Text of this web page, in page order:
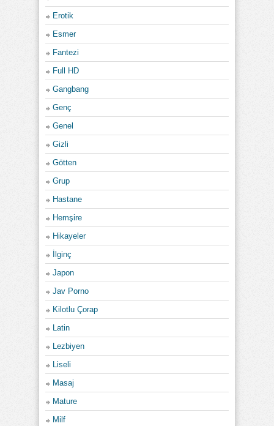
Erotik
Esmer
Fantezi
Full HD
Gangbang
Genç
Genel
Gizli
Götten
Grup
Hastane
Hemşire
Hikayeler
İlginç
Japon
Jav Porno
Kilotlu Çorap
Latin
Lezbiyen
Liseli
Masaj
Mature
Milf